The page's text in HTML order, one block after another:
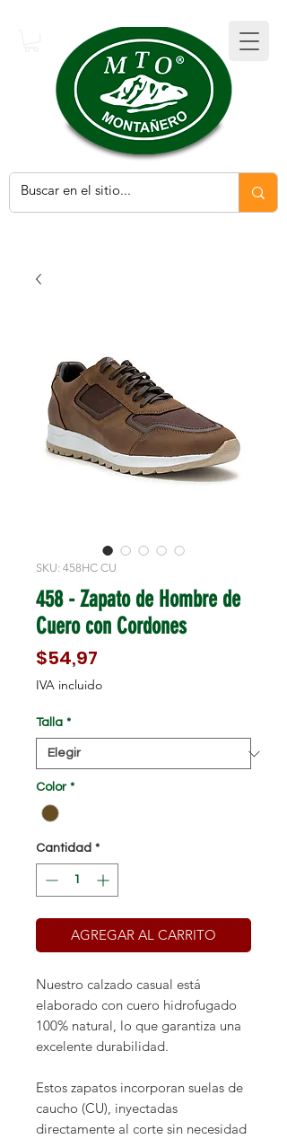
SKU: 458HC CU
458 - Zapato de Hombre de
Cuero con Cordones
$54,97
IVA incluido
Talla *
Color *
Cantidad *
AGREGAR AL CARRITO
Nuestro calzado casual está
elaborado con cuero hidrofugado
100% natural, lo que garantiza una
excelente durabilidad.
Estos zapatos incorporan suelas de
caucho (CU), inyectadas
directamente al corte sin necesidad